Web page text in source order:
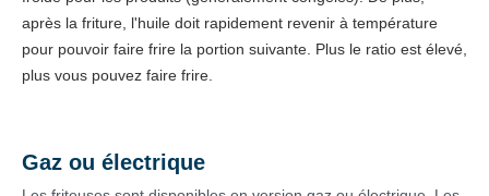
après la friture, l'huile doit rapidement revenir à température
pour pouvoir faire frire la portion suivante. Plus le ratio est élevé,
plus vous pouvez faire frire.
Gaz ou électrique